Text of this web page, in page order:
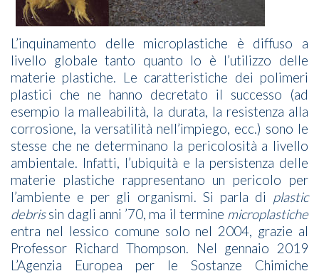
L’inquinamento delle microplastiche è diffuso a
livello globale tanto quanto lo è l’utilizzo delle
materie plastiche. Le caratteristiche dei polimeri
plastici che ne hanno decretato il successo (ad
esempio la malleabilità, la durata, la resistenza alla
corrosione, la versatilità nell’impiego, ecc.) sono le
stesse che ne determinano la pericolosità a livello
ambientale. Infatti, l’ubiquità e la persistenza delle
materie plastiche rappresentano un pericolo per
l’ambiente e per gli organismi. Si parla di plastic
debrissin dagli anni ’70, ma il termine microplastiche
entra nel lessico comune solo nel 2004, grazie al
Professor Richard Thompson. Nel gennaio 2019
L’Agenzia Europea per le Sostanze Chimiche